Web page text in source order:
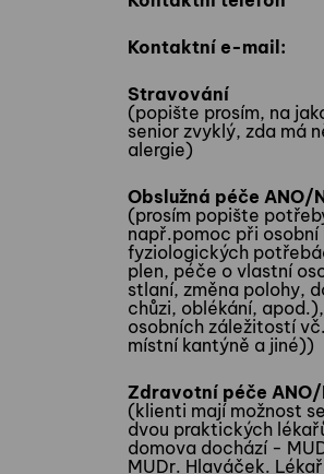
Kontaktní e-mail:
Stravování
(popište prosím, na
senior zvyklý, zda má
alergie)
Obslužná péče ANO/
(prosím popište
např.pomoc při osobní
fyziologických
plen, péče o vlastní
stlaní, změna polohy,
chůzi, oblékání,
osobních záležitostí
místní kantýně a jiné))
Zdravotní péče ANO/
(klienti mají možnost
dvou praktických
domova dochází -
MUDr. Hlaváček.